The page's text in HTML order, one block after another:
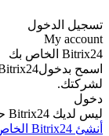
تسجيل الدخول
My account
Bitrix24 الخاص بك
اسمح بدخولBitrix24
لشركتك.
دخول
ليس لديك Bitrix24 حتى الآن؟
أنشئ Bitrix24 الخاص بك الآن